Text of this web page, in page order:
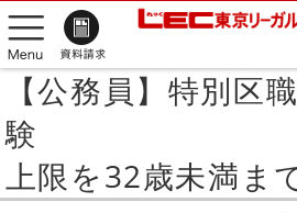
【公務員】特別区
験
上限を32歳未満ま